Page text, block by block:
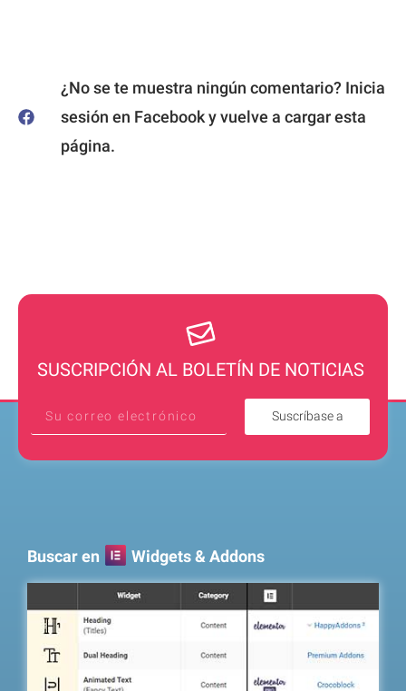
¿No se te muestra ningún comentario? Inicia
sesión en Facebook y vuelve a cargar esta
página.
SUSCRIPCIÓN AL BOLETÍN DE NOTICIAS
Suscríbase a
Buscar en Widgets & Addons